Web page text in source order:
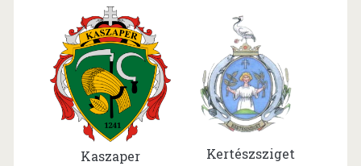
Kaszaper Kertészsziget